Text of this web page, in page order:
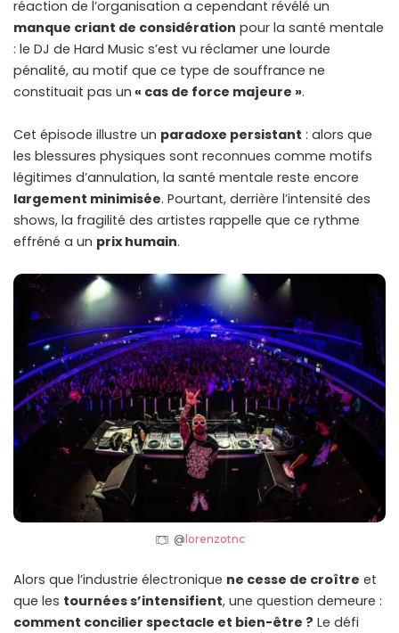
réaction de l’organisation a cependant révélé un
manque criant de considération pour la santé mentale
: le DJ de Hard Music s’est vu réclamer une lourde
pénalité, au motif que ce type de souffrance ne
constituait pas un « cas de force majeure ».
Cet épisode illustre un paradoxe persistant : alors que
les blessures physiques sont reconnues comme motifs
légitimes d’annulation, la santé mentale reste encore
largement minimisée. Pourtant, derrière l’intensité des
shows, la fragilité des artistes rappelle que ce rythme
effréné a un prix humain.
@ lorenzotnc
Alors que l’industrie électronique ne cesse de croître et
que les tournées s’intensifient, une question demeure :
comment concilier spectacle et bien-être ? Le défi